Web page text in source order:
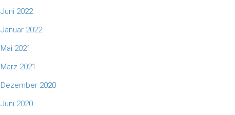
Juni 2022
Januar 2022
Mai 2021
März 2021
Dezember 2020
Juni 2020